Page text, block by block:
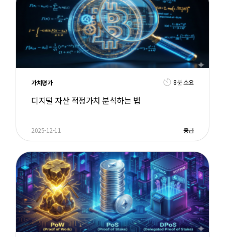
가치평가 8분 소요
디지털 자산 적정가치 분석하는 법
2025-12-11 중급